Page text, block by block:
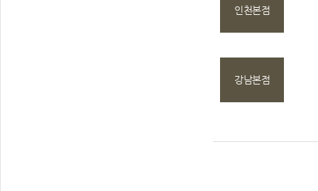
인천본점
강남본점